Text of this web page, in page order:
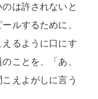
は許されないと
ルするために、
るように口にす
ことを、「あ、
えよがしに言う